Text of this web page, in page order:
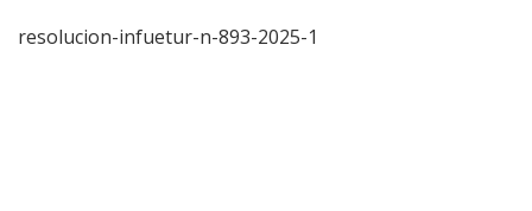
resolucion-infuetur-n-893-2025-1